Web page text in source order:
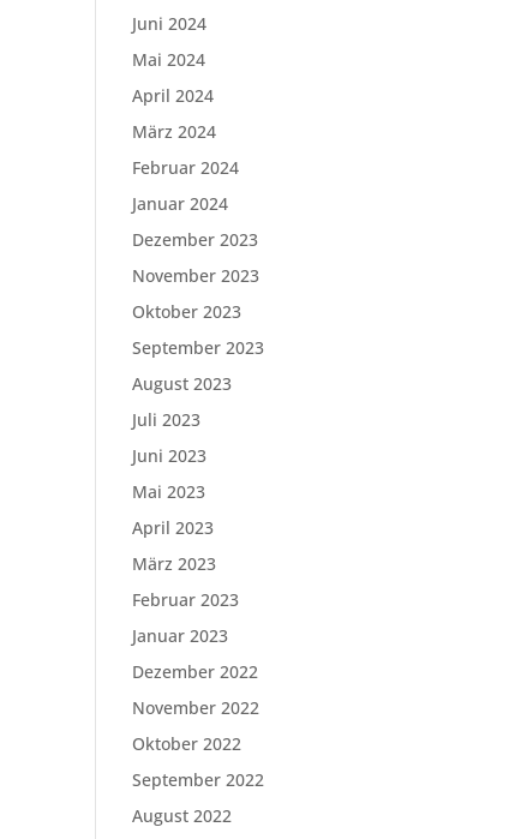
Juni 2024
Mai 2024
April 2024
März 2024
Februar 2024
Januar 2024
Dezember 2023
November 2023
Oktober 2023
September 2023
August 2023
Juli 2023
Juni 2023
Mai 2023
April 2023
März 2023
Februar 2023
Januar 2023
Dezember 2022
November 2022
Oktober 2022
September 2022
August 2022